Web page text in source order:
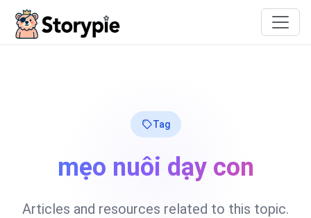
Tag
mẹo nuôi dạy con
Articles and resources related to this topic.